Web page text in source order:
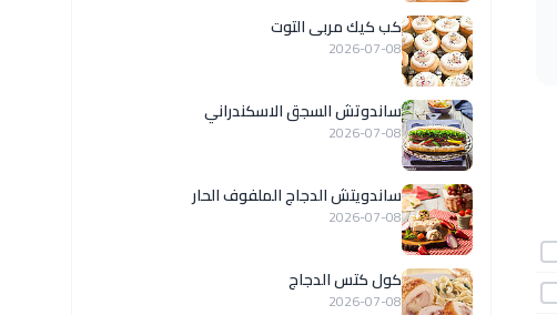
كب كيك مربى التوت
2026-07-08
ساندوتش السجق الاسكندراني
2026-07-08
ساندويتش الدجاج الملفوف الحار
2026-07-08
كول كتس الدجاج
2026-07-08